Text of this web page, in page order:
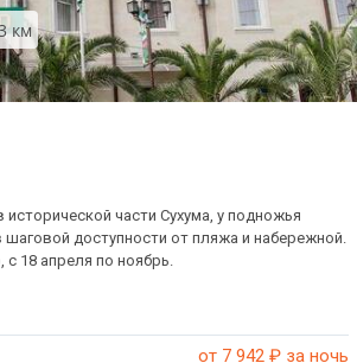
км
исторической части Сухума, у подножья
шаговой доступности от пляжа и набережной.
с 18 апреля по ноябрь.
от 7 942 ₽ за ночь